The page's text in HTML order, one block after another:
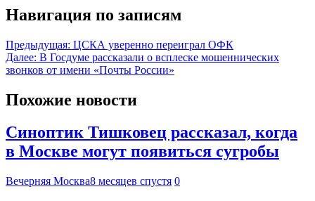
Навигация по записям
Предыдущая: ЦСКА уверенно переиграл ОФК
Далее: В Госдуме рассказали о всплеске мошеннических
звонков от имени «Почты России»
Похожие новости
Синоптик Тишковец рассказал, когда
в Москве могут появиться сугробы
Вечерняя Москва8 месяцев спустя 0